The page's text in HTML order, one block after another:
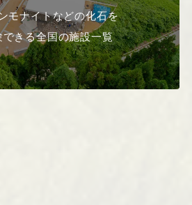
モナイトなどの化石を
できる全国の施設一覧